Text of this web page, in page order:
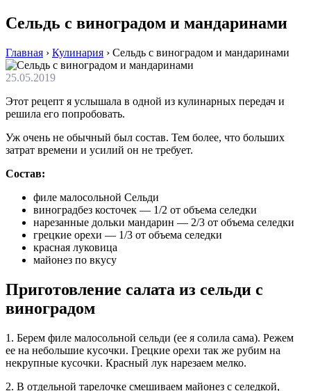
Сельдь с виноградом и мандаринами
Главная › Кулинария › Сельдь с виноградом и мандаринами
25.05.2019
Этот рецепт я услышала в одной из кулинарных передач и
решила его попробовать.
Уж очень не обычный был состав. Тем более, что больших
затрат времени и усилий он не требует.
Состав:
филе малосольной Сельди
виноградбез косточек — 1/2 от объема селедки
нарезанные дольки мандарин — 2/3 от объема селедки
грецкие орехи — 1/3 от объема селедки
красная луковица
майонез по вкусу
Приготовление салата из сельди с
виноградом
1. Берем филе малосольной сельди (ее я солила сама). Режем
ее на небольшие кусочки. Грецкие орехи так же рубим на
некрупные кусочки. Красный лук нарезаем мелко.
2. В отдельной тарелочке смешиваем майонез с селедкой,